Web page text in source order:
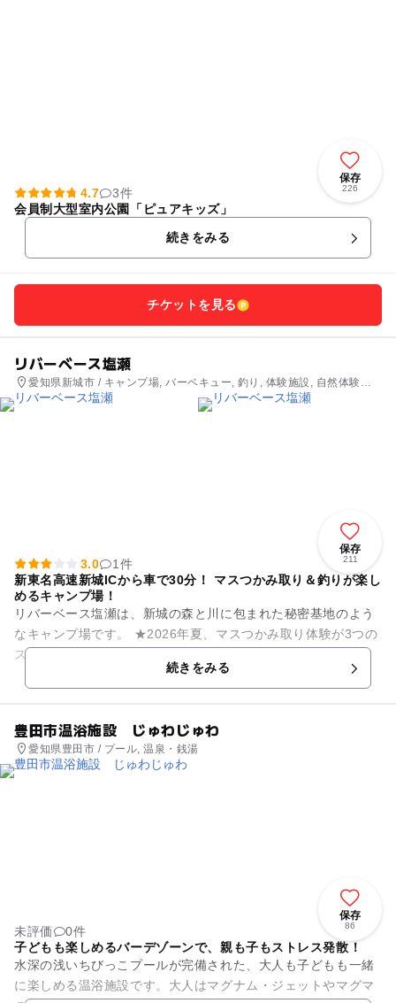
保存
226
4.7
3件
会員制大型室内公園「ピュアキッズ」
続きをみる
チケットを見る
リバーベース塩瀬
愛知県新城市 / キャンプ場, バーベキュー, 釣り, 体験施設, 自然体験・
アクティビティ
保存
211
3.0
1件
新東名高速新城ICから車で30分！ マスつかみ取り＆釣りが楽し
めるキャンプ場！
リバーベース塩瀬は、新城の森と川に包まれた秘密基地のよう
なキャンプ場です。 ★2026年夏、マスつかみ取り体験が3つの
ステージにリニューアル！ 3つの難易度からお好きなステージ
続きをみる
豊田市温浴施設 じゅわじゅわ
愛知県豊田市 / プール, 温泉・銭湯
保存
86
未評価
0件
子どもも楽しめるバーデゾーンで、親も子もストレス発散！
水深の浅いちびっこプールが完備された、大人も子どもも一緒
に楽しめる温浴施設です。大人はマグナム・ジェットやマグマ